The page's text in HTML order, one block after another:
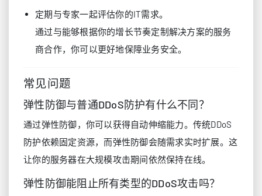
定期与专家一起评估你的IT需求。
通过与能够根据你的增长节奏定制解决方案的服务
商合作，你可以更好地保障业务安全。
常见问题
弹性防御与普通DDoS防护有什么不同？
通过弹性防御，你可以获得自动伸缩能力。传统DDoS
防护依赖固定资源，而弹性防御会随需求实时扩展。这
让你的服务器在大规模攻击期间依然保持在线。
弹性防御能阻止所有类型的DDoS攻击吗？